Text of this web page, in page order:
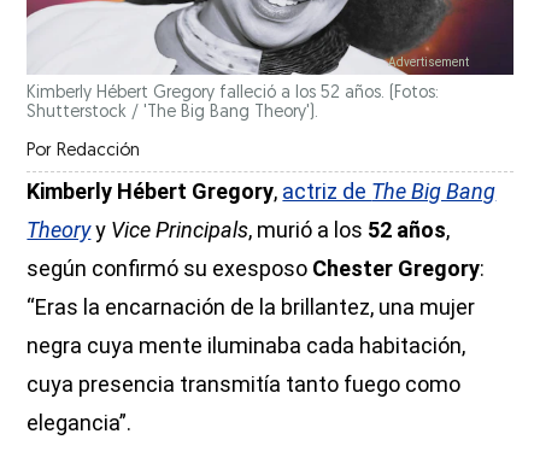
Kimberly Hébert Gregory falleció a los 52 años. (Fotos:
Shutterstock / 'The Big Bang Theory').
Por Redacción
Kimberly Hébert Gregory, actriz de The Big Bang
Theoryy Vice Principals, murió a los 52 años,
según confirmó su exesposo Chester Gregory:
“Eras la encarnación de la brillantez, una mujer
negra cuya mente iluminaba cada habitación,
cuya presencia transmitía tanto fuego como
elegancia”.